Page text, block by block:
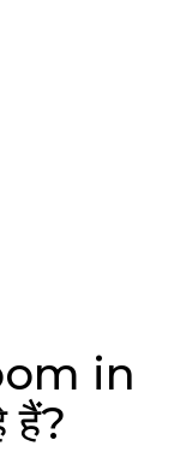
in
हैं?